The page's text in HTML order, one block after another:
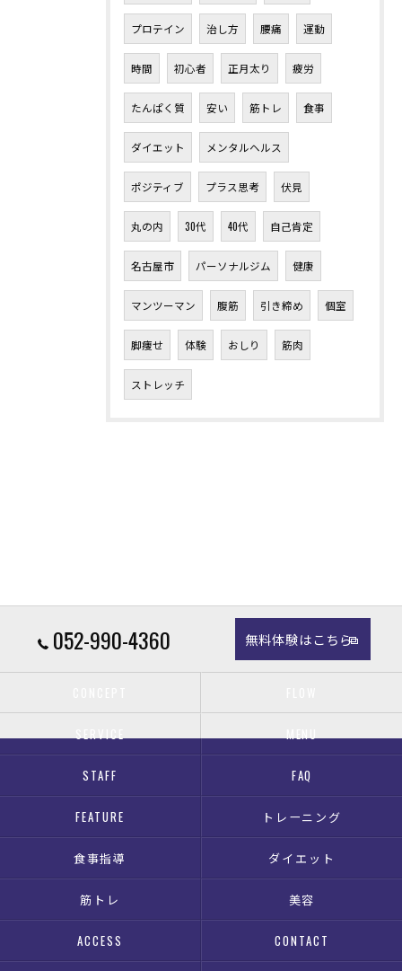
プロテイン 治し方 腰痛 運動
時間 初心者 正月太り 疲労
たんぱく質 安い 筋トレ 食事
ダイエット メンタルヘルス
ポジティブ プラス思考 伏見
丸の内 30代 40代 自己肯定
名古屋市 パーソナルジム 健康
マンツーマン 腹筋 引き締め 個室
脚痩せ 体験 おしり 筋肉
ストレッチ
052-990-4360 無料体験はこちら
SERVICE MENU
STAFF FAQ
FEATURE トレーニング
食事指導 ダイエット
筋トレ 美容
ACCESS CONTACT